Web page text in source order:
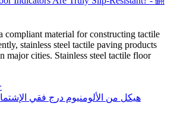
compliant material for constructing tactile
stainless steel tactile paving products
major cities. Stainless steel tactile floor
هيكل من الألومنيوم درج فقي